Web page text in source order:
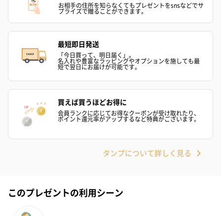
花束ハンドタオル（ピ
ンク）（1,760円）
花束ハンドタオル（ブ
ルー）（1,760円）
花束ハンドタ
ワイト）（
キャンドル・お香
フラッグカプセル：イ
（END）（880円）
フラッグカプセル：イ
お相手の住所を知らなくてもプレゼントをsnsなどでサ
プライズで贈ることができます。
最短即日発送
「今日買って、明日届く」。
名入れや豊富なラッピングやオプションを施しても最
短で翌日にお届けが可能です。
買えば買うほどお得に
会員ランクに応じてお得なクーポンが受け取れたり、
ポイント還元率がアップするなど特典がございます。
タンプについて詳しく見る
このプレゼントの利用シーン